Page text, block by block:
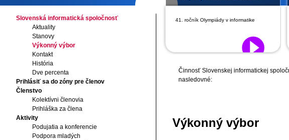
Slovenská informatická spoločnosť
Aktuality
Stanovy
Výkonný výbor
Kontakt
História
Dve percenta
Prihlásiť sa do zóny pre členov
Členstvo
Kolektívni členovia
Prihláška za člena
Aktivity
Podujatia a konferencie
Podpora mladých
Činnosť Slovenskej informatickej
nasledovné:
Výkonný výbor
41. ročník Olympiády v informatike